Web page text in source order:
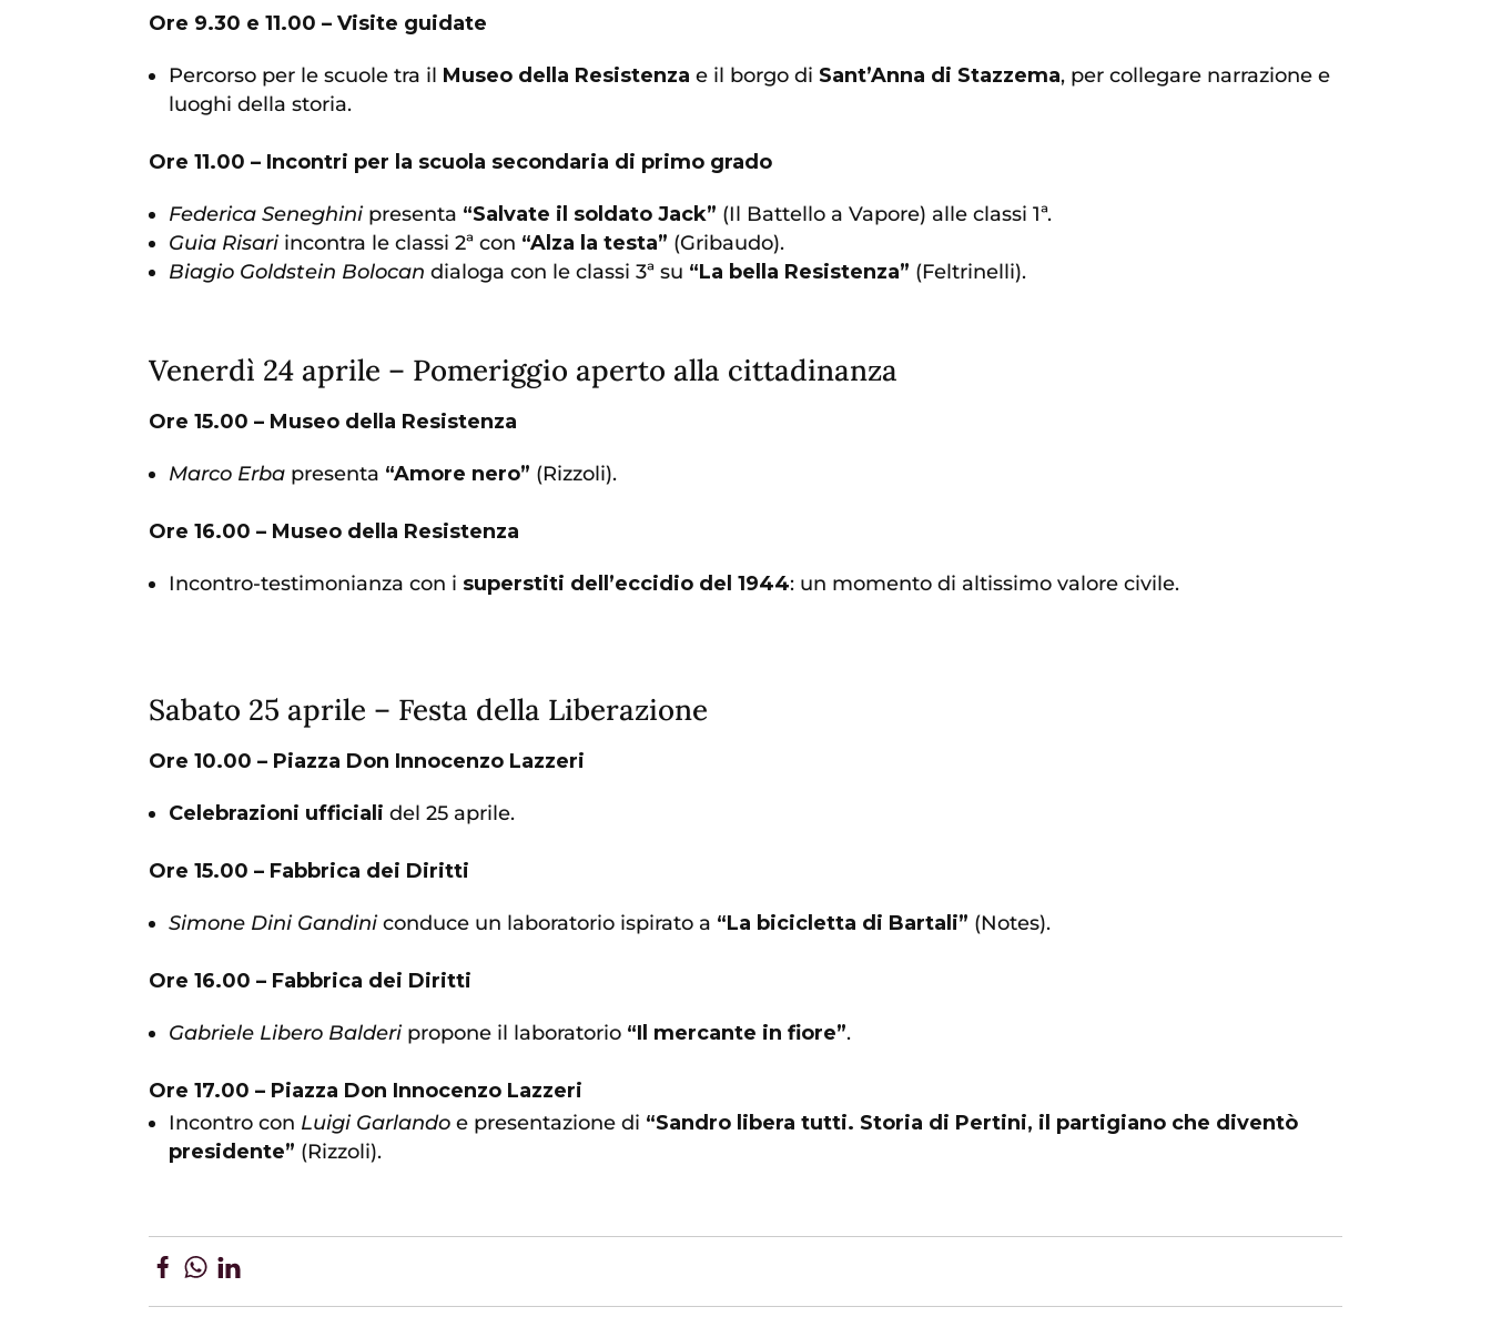
Ore 9.30 e 11.00 – Visite guidate
Percorso per le scuole tra il Museo della Resistenza e il borgo di Sant’Anna di Stazzema, per collegare narrazione e
luoghi della storia.
Ore 11.00 – Incontri per la scuola secondaria di primo grado
Federica Seneghinipresenta “Salvate il soldato Jack” (Il Battello a Vapore) alle classi 1ª.
Guia Risariincontra le classi 2ª con “Alza la testa” (Gribaudo).
Biagio Goldstein Bolocan dialoga con le classi 3ª su “La bella Resistenza” (Feltrinelli).
Venerdì 24 aprile – Pomeriggio aperto alla cittadinanza
Ore 15.00 – Museo della Resistenza
Marco Erba presenta “Amore nero” (Rizzoli).
Ore 16.00 – Museo della Resistenza
Incontro-testimonianza con i superstiti dell’eccidio del 1944: un momento di altissimo valore civile.
Sabato 25 aprile – Festa della Liberazione
Ore 10.00 – Piazza Don Innocenzo Lazzeri
Celebrazioni ufficiali del 25 aprile.
Ore 15.00 – Fabbrica dei Diritti
Simone Dini Gandiniconduce un laboratorio ispirato a “La bicicletta di Bartali” (Notes).
Ore 16.00 – Fabbrica dei Diritti
Gabriele Libero Balderipropone il laboratorio “Il mercante in fiore”.
Ore 17.00 – Piazza Don Innocenzo Lazzeri
Incontro con Luigi Garlando e presentazione di “Sandro libera tutti. Storia di Pertini, il partigiano che diventò
presidente” (Rizzoli).